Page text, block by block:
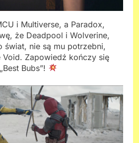
i Multiverse, a Paradox,
że Deadpool i Wolverine,
świat, nie są mu potrzebni,
Void. Zapowiedź kończy się
Bubs”!